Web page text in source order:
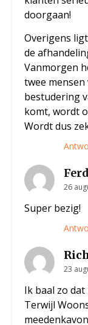
doorgaan!
Overigens
de
Vanmorgen
twee mensen
bestudering
komt, wordt
Wordt dus
26
Super bezig!
23
Ik baal zo
Terwijl